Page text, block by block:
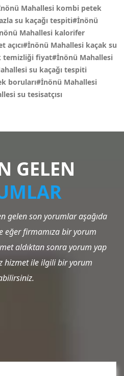
Mahallesi kombi petek
su kaçağı tespiti#İnönü
Mahallesi kalorifer
açıcı#İnönü Mahallesi kaçak su
fiyat#İnönü Mahallesi
su kaçağı tespiti
boruları#İnönü Mahallesi
su tesisatçısı
GELEN
gelen son yorumlar aşağıda
eğer firmamıza bir yorum
aldıktan sonra yorum yap
hizmet ile ilgili bir yorum